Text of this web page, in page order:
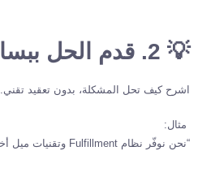
💡 2. قدم الحل ببساطة
اشرح كيف تحل المشكلة، بدون تعقيد تقني.
مثال:
“نحن نوفّر نظام Fulfillment وتقنيات ميل أخير تضمن التوصيل خلال 24 ساعة.”